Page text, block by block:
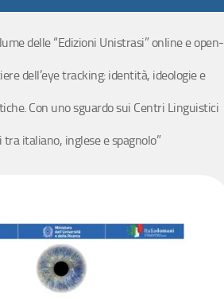
delle “Edizioni Unistrasi” online e open-
dell’eye tracking: identità, ideologie e
Con uno sguardo sui Centri Linguistici
tra italiano, inglese e spagnolo”